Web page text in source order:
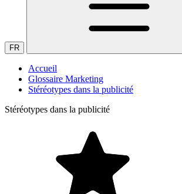
FR
Accueil
Glossaire Marketing
Stéréotypes dans la publicité
Stéréotypes dans la publicité